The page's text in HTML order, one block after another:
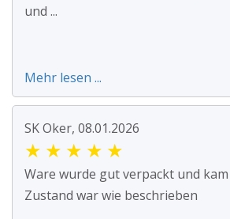
und ...
Mehr lesen ...
SK Oker, 08.01.2026
★ ★ ★ ★ ★
Ware wurde gut verpackt und
Zustand war wie beschrieben